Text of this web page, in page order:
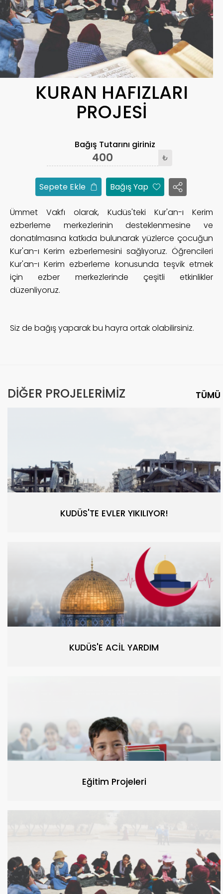
KURAN HAFIZLARI
PROJESİ
Bağış Tutarını giriniz
₺
Sepete Ekle Bağış Yap
Ümmet Vakfı olarak, Kudüs'teki Kur'an-ı Kerim
ezberleme merkezlerinin desteklenmesine ve
donatılmasına katkıda bulunarak yüzlerce çocuğun
Kur'an-ı Kerim ezberlemesini sağlıyoruz. Öğrencileri
Kur'an-ı Kerim ezberleme konusunda teşvik etmek
için ezber merkezlerinde çeşitli etkinlikler
düzenliyoruz.
Siz de bağış yaparak bu hayra ortak olabilirsiniz.
DİĞER PROJELERİMİZ TÜMÜ
KUDÜS'TE EVLER YIKILIYOR!
KUDÜS'E ACİL YARDIM
Eğitim Projeleri